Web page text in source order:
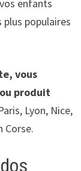
enfants
plus populaires
vous
produit
Lyon, Nice,
Corse.